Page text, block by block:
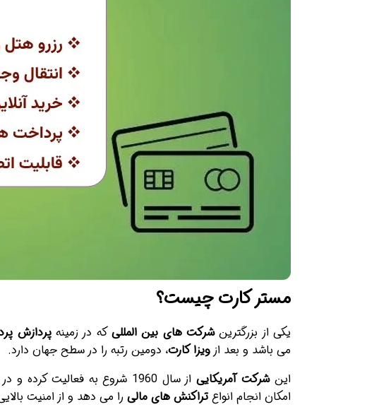
مستر کارت چیست؟
یکی از بزرگترینشرکت های بین المللیکه در زمینهپردازش
می باشد و بعد از ویزا کارت، دومین رتبه را در سطح جهان دارد.
اینشرکت آمریکایی از سال 1960 شروع به فعالیت کرده و در حال حاضر، در بیش از 210
امکان انجام انواعتراکنش های مالی را می دهد و از امنیت